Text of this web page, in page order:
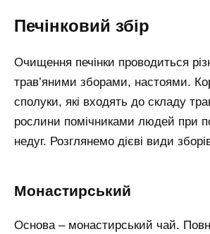
Печінковий збір
Очищення печінки проводиться
трав’яними зборами, настоями.
сполуки, які входять до складу
рослини помічниками людей при
недуг. Розглянемо дієві види
Монастирський
Основа – монастирський чай.